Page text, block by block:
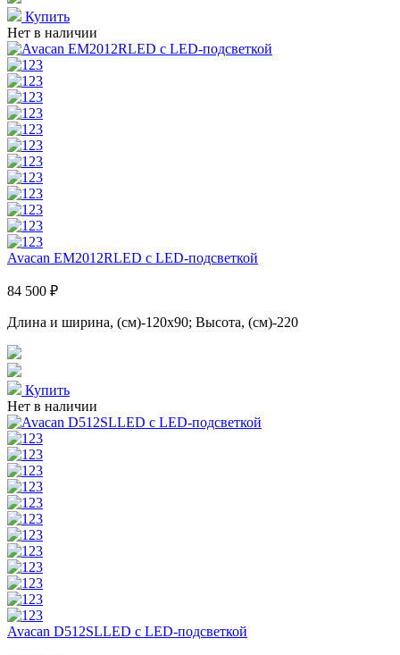
Купить
Нет в наличии
Avacan EM2012RLED с LED-подсветкой
84 500 ₽
Длина и ширина, (см)-120x90; Высота, (см)-220
Купить
Нет в наличии
Avacan D512SLLED с LED-подсветкой